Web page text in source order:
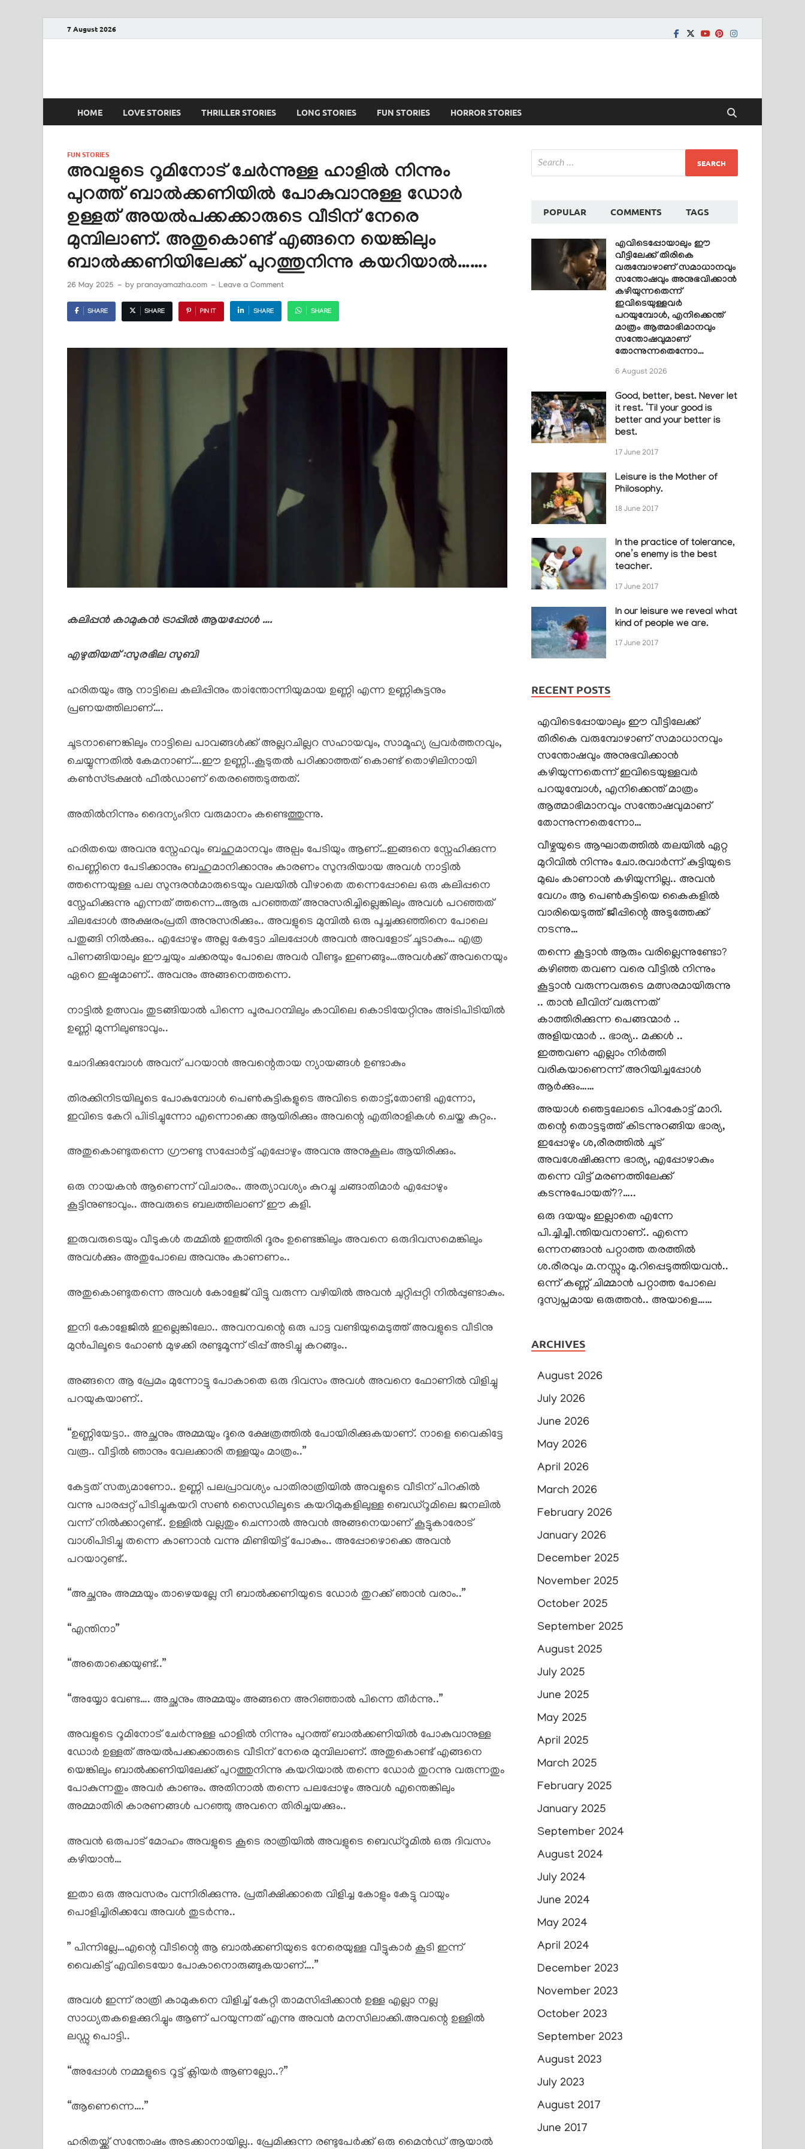
7 August 2026
HOME LOVE STORIES THRILLER STORIES LONG STORIES FUN STORIES HORROR STORIES
FUN STORIES
അവളുടെ റൂമിനോട് ചേർന്നുള്ള ഹാളിൽ നിന്നും
പുറത്ത് ബാൽക്കണിയിൽ പോകുവാനുള്ള ഡോർ
ഉള്ളത് അയൽപക്കക്കാരുടെ വീടിന് നേരെ
മുമ്പിലാണ്. അതുകൊണ്ട് എങ്ങനെ യെങ്കിലും
ബാൽക്കണിയിലേക്ക് പുറത്തുനിന്നു കയറിയാൽ…….
26 May 2025 - by pranayamazha.com - Leave a Comment
SHARE SHARE PIN IT SHARE SHARE
കലിപ്പൻ കാമുകൻ ട്രാപ്പിൽ ആയപ്പോൾ ….
എഴുതിയത് :സുരഭില സുബി
ഹരിതയും ആ നാട്ടിലെ കലിപ്പിനും താiന്തോന്നിയുമായ ഉണ്ണി എന്ന ഉണ്ണികുട്ടനും
പ്രണയത്തിലാണ്….
ചൂടനാണെങ്കിലും നാട്ടിലെ പാവങ്ങൾക്ക് അല്ലറചില്ലറ സഹായവും, സാമൂഹ്യ പ്രവർത്തനവും,
ചെയ്യുന്നതിൽ കേമനാണ്….ഈ ഉണ്ണി..കൂടുതൽ പഠിക്കാത്തത് കൊണ്ട് തൊഴിലിനായി
കൺസ്ട്രക്ഷൻ ഫീൽഡാണ് തെരഞ്ഞെടുത്തത്.
അതിൽനിന്നും ദൈന്യംദിന വരുമാനം കണ്ടെത്തുന്നു.
ഹരിതയെ അവനു സ്നേഹവും ബഹുമാനവും അല്പം പേടിയും ആണ്…ഇങ്ങനെ സ്നേഹിക്കുന്ന
പെണ്ണിനെ പേടിക്കാനും ബഹുമാനിക്കാനും കാരണം സുന്ദരിയായ അവൾ നാട്ടിൽ
ത്തന്നെയുള്ള പല സുന്ദരൻമാരുടെയും വലയിൽ വീഴാതെ തന്നെപ്പോലെ ഒരു കലിപ്പനെ
സ്നേഹിക്കുന്നു എന്നത് ത്തന്നെ…ആരു പറഞ്ഞത് അനുസരിച്ചില്ലെങ്കിലും അവൾ പറഞ്ഞത്
ചിലപ്പോൾ അക്ഷരംപ്രതി അനുസരിക്കും.. അവളുടെ മുമ്പിൽ ഒരു പൂച്ചക്കുഞ്ഞിനെ പോലെ
പതുങ്ങി നിൽക്കും.. എപ്പോഴും അല്ല കേട്ടോ ചിലപ്പോൾ അവൻ അവളോട് ചൂടാകും… എത്ര
പിണങ്ങിയാലും ഈച്ചയും ചക്കരയും പോലെ അവർ വീണ്ടും ഇണങ്ങും…അവൾക്ക് അവനെയും
ഏറെ ഇഷ്ടമാണ്.. അവനും അങ്ങനെത്തന്നെ.
നാട്ടിൽ ഉത്സവം തുടങ്ങിയാൽ പിന്നെ പൂരപറമ്പിലും കാവിലെ കൊടിയേറ്റിനും അiടിപിടിയിൽ
ഉണ്ണി മുന്നിലുണ്ടാവും..
ചോദിക്കുമ്പോൾ അവന് പറയാൻ അവന്റെതായ ന്യായങ്ങൾ ഉണ്ടാകും
തിരക്കിനിടയിലൂടെ പോകുമ്പോൾ പെൺകുട്ടികളുടെ അവിടെ തൊട്ട്,തോണ്ടി എന്നോ,
ഇവിടെ കേറി പിiടിച്ചുന്നോ എന്നൊക്കെ ആയിരിക്കും അവന്റെ എതിരാളികൾ ചെയ്ത കുറ്റം..
അതുകൊണ്ടുതന്നെ ഗ്രൗണ്ടു സപ്പോർട്ട് എപ്പോഴും അവനു അനുകൂലം ആയിരിക്കും.
ഒരു നായകൻ ആണെന്ന് വിചാരം.. അത്യാവശ്യം കുറച്ചു ചങ്ങാതിമാർ എപ്പോഴും
കൂട്ടിനുണ്ടാവും.. അവരുടെ ബലത്തിലാണ് ഈ കളി.
ഇരുവരുടെയും വീടുകൾ തമ്മിൽ ഇത്തിരി ദൂരം ഉണ്ടെങ്കിലും അവനെ ഒരുദിവസമെങ്കിലും
അവൾക്കും അതുപോലെ അവനും കാണണം..
അതുകൊണ്ടുതന്നെ അവൾ കോളേജ് വിട്ടു വരുന്ന വഴിയിൽ അവൻ ചുറ്റിപ്പറ്റി നിൽപ്പുണ്ടാകും.
ഇനി കോളേജിൽ ഇല്ലെങ്കിലോ.. അവനവന്റെ ഒരു പാട്ട വണ്ടിയുമെടുത്ത് അവളുടെ വീടിനു
മുൻപിലൂടെ ഹോൺ മുഴക്കി രണ്ടുമൂന്ന് ട്രിപ്പ് അടിച്ചു കറങ്ങും..
അങ്ങനെ ആ പ്രേമം മുന്നോട്ടു പോകാതെ ഒരു ദിവസം അവൾ അവനെ ഫോണിൽ വിളിച്ചു
പറയുകയാണ്..
“ഉണ്ണിയേട്ടാ.. അച്ഛനും അമ്മയും ദൂരെ ക്ഷേത്രത്തിൽ പോയിരിക്കുകയാണ്. നാളെ വൈകിട്ടേ
വരൂ.. വീട്ടിൽ ഞാനും വേലക്കാരി തള്ളയും മാത്രം..”
കേട്ടത് സത്യമാണോ.. ഉണ്ണി പലപ്രാവശ്യം പാതിരാത്രിയിൽ അവളുടെ വീടിന് പിറകിൽ
വന്നു പാരപ്പറ്റ് പിടിച്ചുകയറി സൺ സൈഡിലൂടെ കയറിമുകളിലുള്ള ബെഡ്റൂമിലെ ജനലിൽ
വന്ന് നിൽക്കാറുണ്ട്.. ഉള്ളിൽ വല്ലതും ചെന്നാൽ അവൻ അങ്ങനെയാണ് കൂട്ടുകാരോട്
വാശിപിടിച്ചു തന്നെ കാണാൻ വന്നു മിണ്ടിയിട്ട് പോകും.. അപ്പോഴൊക്കെ അവൻ
പറയാറുണ്ട്..
“അച്ഛനും അമ്മയും താഴെയല്ലേ നീ ബാൽക്കണിയുടെ ഡോർ തുറക്ക് ഞാൻ വരാം..”
“എന്തിനാ”
“അതൊക്കെയുണ്ട്..”
“അയ്യോ വേണ്ട…. അച്ഛനും അമ്മയും അങ്ങനെ അറിഞ്ഞാൽ പിന്നെ തീർന്നു..”
അവളുടെ റൂമിനോട് ചേർന്നുള്ള ഹാളിൽ നിന്നും പുറത്ത് ബാൽക്കണിയിൽ പോകുവാനുള്ള
ഡോർ ഉള്ളത് അയൽപക്കക്കാരുടെ വീടിന് നേരെ മുമ്പിലാണ്. അതുകൊണ്ട് എങ്ങനെ
യെങ്കിലും ബാൽക്കണിയിലേക്ക് പുറത്തുനിന്നു കയറിയാൽ തന്നെ ഡോർ തുറന്നു വരുന്നതും
പോകുന്നതും അവർ കാണും. അതിനാൽ തന്നെ പലപ്പോഴും അവൾ എന്തെങ്കിലും
അമ്മാതിരി കാരണങ്ങൾ പറഞ്ഞു അവനെ തിരിച്ചയക്കും..
അവൻ ഒരുപാട് മോഹം അവളുടെ കൂടെ രാത്രിയിൽ അവളുടെ ബെഡ്റൂമിൽ ഒരു ദിവസം
കഴിയാൻ…
ഇതാ ഒരു അവസരം വന്നിരിക്കുന്നു. പ്രതീക്ഷിക്കാതെ വിളിച്ച കോളും കേട്ടു വായും
പൊളിച്ചിരിക്കവേ അവൾ തുടർന്നു..
” പിന്നില്ലേ…എന്റെ വീടിന്റെ ആ ബാൽക്കണിയുടെ നേരെയുള്ള വീട്ടുകാർ കൂടി ഇന്ന്
വൈകിട്ട് എവിടെയോ പോകാനൊരുങ്ങുകയാണ്….”
അവൾ ഇന്ന് രാത്രി കാമുകനെ വിളിച്ച് കേറ്റി താമസിപ്പിക്കാൻ ഉള്ള എല്ലാ നല്ല
സാധ്യതകളെക്കുറിച്ചും ആണ് പറയുന്നത് എന്നു അവൻ മനസിലാക്കി.അവന്റെ ഉള്ളിൽ
ലഡ്ഡു പൊട്ടി..
“അപ്പോൾ നമ്മളുടെ റൂട്ട് ക്ലിയർ ആണല്ലോ..?”
“ആണെന്നെ….”
ഹരിതയ്ക്ക് സന്തോഷം അടക്കാനായില്ല.. പ്രേമിക്കുന്ന രണ്ടുപേർക്ക് ഒരു മൈൻഡ് ആയാൽ
POPULAR COMMENTS TAGS
എവിടെപ്പോയാലും ഈ
വീട്ടിലേക്ക് തിരികെ
വരുമ്പോഴാണ് സമാധാനവും
സന്തോഷവും അനുഭവിക്കാൻ
കഴിയുന്നതെന്ന്
ഇവിടെയുള്ളവർ
പറയുമ്പോൾ, എനിക്കെന്ത്
മാത്രം ആത്മാഭിമാനവും
സന്തോഷവുമാണ്
തോന്നുന്നതെന്നോ…
6 August 2026
Good, better, best. Never let
it rest. ‘Til your good is
better and your better is
best.
17 June 2017
Leisure is the Mother of
Philosophy.
18 June 2017
In the practice of tolerance,
one’s enemy is the best
teacher.
17 June 2017
In our leisure we reveal what
kind of people we are.
17 June 2017
RECENT POSTS
എവിടെപ്പോയാലും ഈ വീട്ടിലേക്ക്
തിരികെ വരുമ്പോഴാണ് സമാധാനവും
സന്തോഷവും അനുഭവിക്കാൻ
കഴിയുന്നതെന്ന് ഇവിടെയുള്ളവർ
പറയുമ്പോൾ, എനിക്കെന്ത് മാത്രം
ആത്മാഭിമാനവും സന്തോഷവുമാണ്
തോന്നുന്നതെന്നോ…
വീഴ്ചയുടെ ആഘാതത്തിൽ തലയിൽ ഏറ്റ
മുറിവിൽ നിന്നും ചോ.രവാർന്ന് കുട്ടിയുടെ
മുഖം കാണാൻ കഴിയുന്നില്ല.. അവൻ
വേഗം ആ പെൺകുട്ടിയെ കൈകളിൽ
വാരിയെടുത്ത് ജീപ്പിന്റെ അടുത്തേക്ക്
നടന്നു…
തന്നെ കൂട്ടാൻ ആരും വരില്ലെന്നുണ്ടോ?
കഴിഞ്ഞ തവണ വരെ വീട്ടിൽ നിന്നും
കൂട്ടാൻ വരുന്നവരുടെ മത്സരമായിരുന്നു
.. താൻ ലീവിന് വരുന്നത്
കാത്തിരിക്കുന്ന പെങ്ങന്മാർ ..
അളിയന്മാർ .. ഭാര്യ.. മക്കൾ ..
ഇത്തവണ എല്ലാം നിർത്തി
വരികയാണെന്ന് അറിയിച്ചപ്പോൾ
ആർക്കും……
അയാൾ ഞെട്ടലോടെ പിറകോട്ട് മാറി.
തന്റെ തൊട്ടടുത്ത് കിടന്നുറങ്ങിയ ഭാര്യ,
ഇപ്പോഴും ശ,രീരത്തിൽ ചൂട്
അവശേഷിക്കുന്ന ഭാര്യ, എപ്പോഴാകും
തന്നെ വിട്ട് മരണത്തിലേക്ക്
കടന്നുപോയത്??…..
ഒരു ദയയും ഇല്ലാതെ എന്നേ
പി.ച്ചിച്ചീ.ന്തിയവനാണ്.. എന്നെ
ഒന്നനങ്ങാൻ പറ്റാത്ത തരത്തിൽ
ശ.രീരവും മ.നസ്സും മു.റിപ്പെടുത്തിയവൻ..
ഒന്ന് കണ്ണ് ചിമ്മാൻ പറ്റാത്ത പോലെ
ദുസ്വപ്നമായ ഒരുത്തൻ.. അയാളെ……
ARCHIVES
August 2026
July 2026
June 2026
May 2026
April 2026
March 2026
February 2026
January 2026
December 2025
November 2025
October 2025
September 2025
August 2025
July 2025
June 2025
May 2025
April 2025
March 2025
February 2025
January 2025
September 2024
August 2024
July 2024
June 2024
May 2024
April 2024
December 2023
November 2023
October 2023
September 2023
August 2023
July 2023
August 2017
June 2017